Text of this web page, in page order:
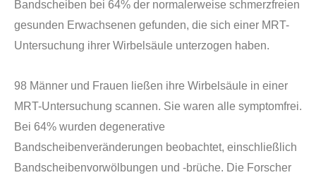
Bandscheiben bei 64% der normalerweise schmerzfreien
gesunden Erwachsenen gefunden, die sich einer MRT-
Untersuchung ihrer Wirbelsäule unterzogen haben.
98 Männer und Frauen ließen ihre Wirbelsäule in einer
MRT-Untersuchung scannen. Sie waren alle symptomfrei.
Bei 64% wurden degenerative
Bandscheibenveränderungen beobachtet, einschließlich
Bandscheibenvorwö lbungen und -brüche. Die Forscher